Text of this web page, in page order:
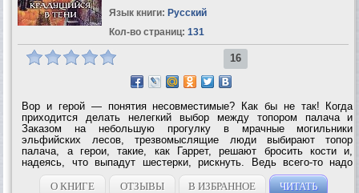
Язык книги: Русский
Кол-во страниц: 131
16
Вор и герой — понятия несовместимые? Как бы не так! Когда
приходится делать нелегкий выбор между топором палача и
Заказом на небольшую прогулку в мрачные могильники
эльфийских лесов, трезвомыслящие люди выбирают топор
палача, а герои, такие, как Гаррет, решают бросить кости и,
надеясь, что выпадут шестерки, рискнуть. Ведь всего-то надо
пробраться в заброшенную башню Ордена, надуть парочку
злобных демонов, избавиться от наемных убийц,...
О КНИГЕ ОТЗЫВЫ В ИЗБРАННОЕ ЧИТАТЬ